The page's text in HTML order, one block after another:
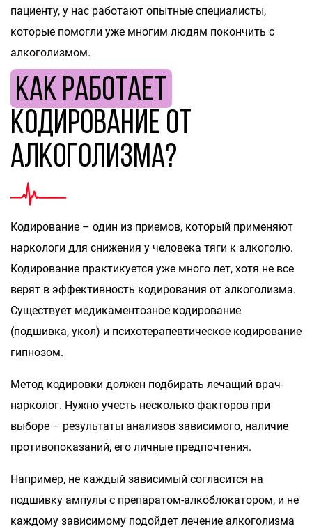
пациенту, у нас работают опытные специалисты,
которые помогли уже многим людям покончить с
алкоголизмом.
Как работает
кодирование от
алкоголизма?
Кодирование – один из приемов, который применяют
наркологи для снижения у человека тяги к алкоголю.
Кодирование практикуется уже много лет, хотя не все
верят в эффективность кодирования от алкоголизма.
Существует медикаментозное кодирование
(подшивка, укол) и психотерапевтическое кодирование
гипнозом.
Метод кодировки должен подбирать лечащий врач-
нарколог. Нужно учесть несколько факторов при
выборе – результаты анализов зависимого, наличие
противопоказаний, его личные предпочтения.
Например, не каждый зависимый согласится на
подшивку ампулы с препаратом-алкоблокатором, и не
каждому зависимому подойдет лечение алкоголизма